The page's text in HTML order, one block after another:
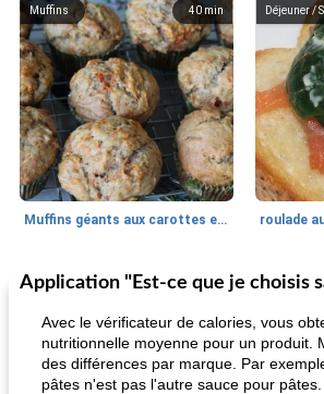
40 min
Muffins
Muffins géants aux carottes et à la banane de Nif
Déjeuner /
30min
Marques de confiance: recettes et
astuces
Viande et
Application "Est-ce que je choisis
Avec le vérificateur de calories, vous
nutritionnelle moyenne pour un produit.
des différences par marque. Par
pâtes n'est pas l'autre sauce pour